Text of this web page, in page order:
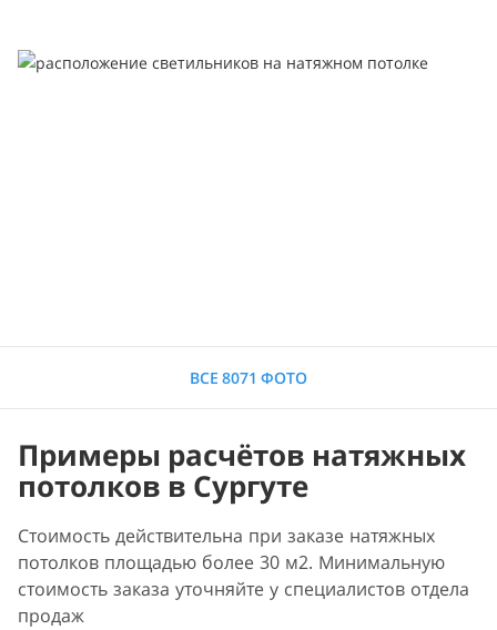
ВСЕ 8071 ФОТО
Примеры расчётов натяжных
потолков в Сургуте
Стоимость действительна при заказе натяжных
потолков площадью более 30 м2. Минимальную
стоимость заказа уточняйте у специалистов отдела
продаж